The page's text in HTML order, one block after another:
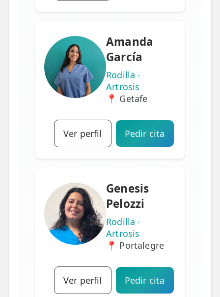
Amanda
García
Rodilla ·
Artrosis
📍 Getafe
Ver perfil Pedir cita
Genesis
Pelozzi
Rodilla ·
Artrosis
📍 Portalegre
Ver perfil Pedir cita